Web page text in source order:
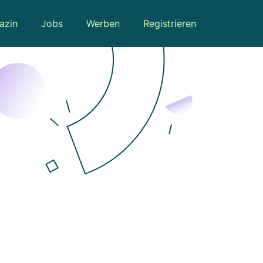
Jobs Werben Registrieren